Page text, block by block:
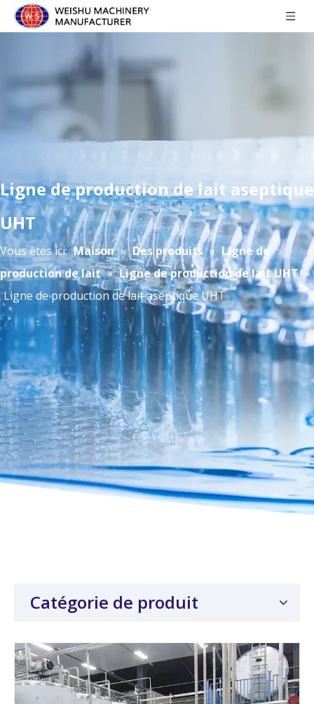
Ligne de production de lait aseptique
UHT
Vous êtes ici: Maison » Des produits » Ligne de
production de lait » Ligne de production de lait UHT »
Ligne de production de lait aseptique UHT
Catégorie de produit